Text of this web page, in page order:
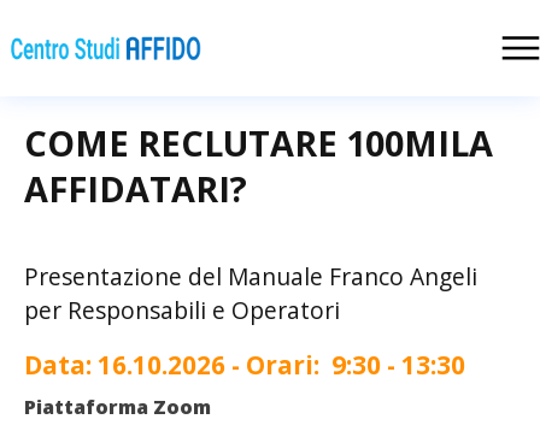
COME RECLUTARE 100MILA
AFFIDATARI?
Presentazione del Manuale Franco Angeli
per Responsabili e Operatori
Data: 16.10.2026 - Orari: 9:30 - 13:30
Piattaforma Zoom